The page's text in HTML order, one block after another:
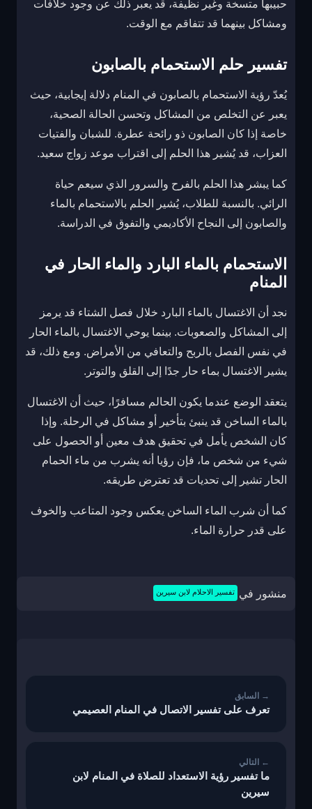
حبيبها متسخة وغير نظيفة، قد يعبر ذلك عن وجود خلافات
ومشاكل بينهما قد تتفاقم مع الوقت.
تفسير حلم الاستحمام بالصابون
يُعدّ رؤية الاستحمام بالصابون في المنام دلالة إيجابية، حيث
يعبر عن التخلص من المشاكل وتحسن الحالة الصحية،
خاصة إذا كان الصابون ذو رائحة عطرة. للشبان والفتيات
العزاب، قد يُشير هذا الحلم إلى اقتراب موعد زواج سعيد.
كما يبشر هذا الحلم بالفرح والسرور الذي سيعم حياة
الرائي. بالنسبة للطلاب، يُشير الحلم بالاستحمام بالماء
والصابون إلى النجاح الأكاديمي والتفوق في الدراسة.
الاستحمام بالماء البارد والماء الحار في
المنام
نجد أن الاغتسال بالماء البارد خلال فصل الشتاء قد يرمز
إلى المشاكل والصعوبات. بينما يوحي الاغتسال بالماء الحار
في نفس الفصل بالربح والتعافي من الأمراض. ومع ذلك، قد
يشير الاغتسال بماء حار جدًا إلى القلق والتوتر.
يتعقد الوضع عندما يكون الحالم مسافرًا، حيث أن الاغتسال
بالماء الساخن قد ينبئ بتأخير أو مشاكل في الرحلة. وإذا
كان الشخص يأمل في تحقيق هدف معين أو الحصول على
شيء من شخص ما، فإن رؤيا أنه يشرب من ماء الحمام
الحار تشير إلى تحديات قد تعترض طريقه.
كما أن شرب الماء الساخن يعكس وجود المتاعب والخوف
على قدر حرارة الماء.
منشور في تفسير الاحلام لابن سيرين
تعرف على تفسير الاتصال في المنام العصيمي
ما تفسير رؤية الاستعداد للصلاة في المنام لابن
سيرين